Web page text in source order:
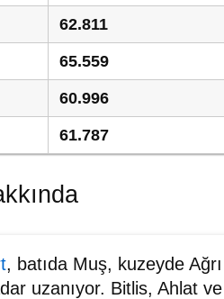
62.811
65.559
60.996
61.787
, batıda Muş, kuzeyde
uzanıyor. Bitlis, Ahlat